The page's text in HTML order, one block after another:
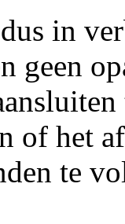
in
geen
of het
te